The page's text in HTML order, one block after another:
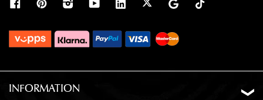
INFORMATION